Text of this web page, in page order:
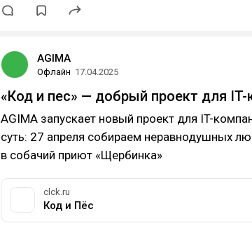
AGIMA
Офлайн 17.04.2025
«Код и пес» — добрый проект для IT-
AGIMA запускает новый проект для IT-
суть: 27 апреля собираем неравнодушных
в собачий приют «Щербинка»
clck.ru
Код и Пёс